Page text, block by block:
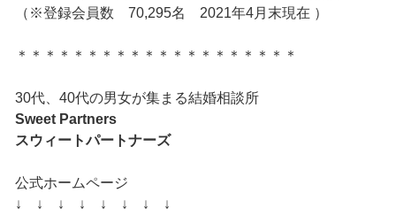
（※登録会員数 70,295名 2021年4月末現在 ）
＊＊＊＊＊＊＊＊＊＊＊＊＊＊＊＊＊＊＊＊
30代、40代の男女が集まる結婚相談所
Sweet Partners
スウィートパートナーズ
公式ホームページ
↓ ↓ ↓ ↓ ↓ ↓ ↓ ↓